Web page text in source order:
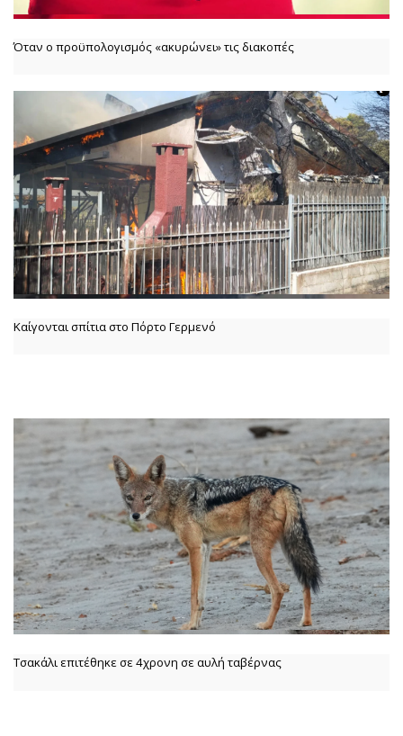
Όταν ο προϋπολογισμός «ακυρώνει» τις διακοπές
Καίγονται σπίτια στο Πόρτο Γερμενό
Τσακάλι επιτέθηκε σε 4χρονη σε αυλή ταβέρνας